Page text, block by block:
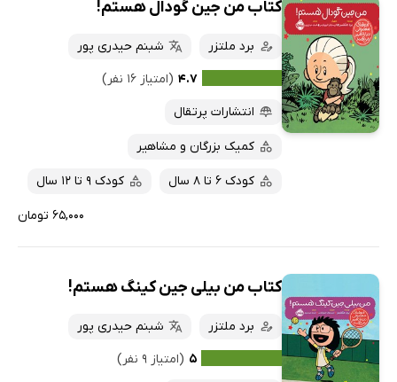
کتاب من جین گودال هستم!
برد ملتزر
شبنم حیدری پور
۴.۷ (امتیاز ۱۶ نفر)
انتشارات پرتقال
کمیک بزرگان و مشاهیر
کودک 6 تا 8 سال کودک 9 تا 12 سال
۶۵,۰۰۰ تومان
کتاب من بیلی جین کینگ هستم!
برد ملتزر
شبنم حیدری پور
۵ (امتیاز ۹ نفر)